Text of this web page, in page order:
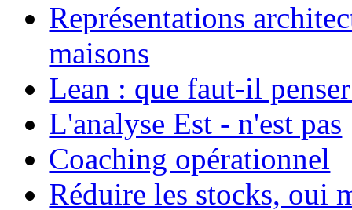
Représentations
maisons
Lean : que faut-il
L'analyse Est - n'est pas
Coaching opérationnel
Réduire les stocks, oui